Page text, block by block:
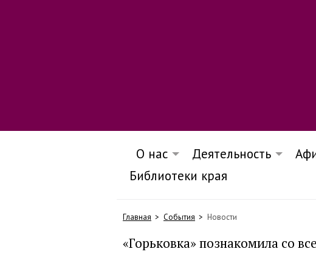
О нас Деятельность
Библиотеки края
Главная События Новости
«Горьковка» познакомила со